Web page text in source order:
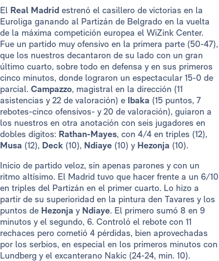
El Real Madrid estrenó el casillero de victorias en la
Euroliga ganando al Partizán de Belgrado en la vuelta
de la máxima competición europea el WiZink Center.
Fue un partido muy ofensivo en la primera parte (50-47),
que los nuestros decantaron de su lado con un gran
último cuarto, sobre todo en defensa y en sus primeros
cinco minutos, donde lograron un espectacular 15-0 de
parcial. Campazzo, magistral en la dirección (11
asistencias y 22 de valoración) e Ibaka (15 puntos, 7
rebotes-cinco ofensivos- y 20 de valoración), guiaron a
los nuestros en otra anotación con seis jugadores en
dobles dígitos: Rathan-Mayes, con 4/4 en triples (12),
Musa (12), Deck (10), Ndiaye (10) y Hezonja (10).
Inicio de partido veloz, sin apenas parones y con un
ritmo altísimo. El Madrid tuvo que hacer frente a un 6/10
en triples del Partizán en el primer cuarto. Lo hizo a
partir de su superioridad en la pintura den Tavares y los
puntos de Hezonja y Ndiaye. El primero sumó 8 en 9
minutos y el segundo, 6. Controló el rebote con 11
rechaces pero cometió 4 pérdidas, bien aprovechadas
por los serbios, en especial en los primeros minutos con
Lundberg y el excanterano Nakic (24-24, min. 10).